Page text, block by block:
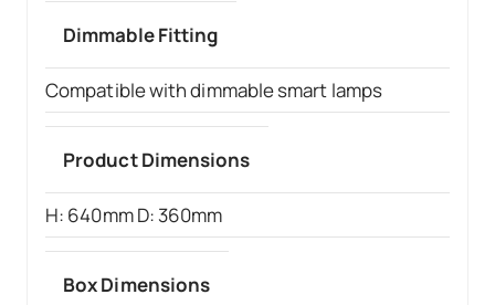
Dimmable Fitting
Compatible with dimmable smart lamps
Product Dimensions
H: 640mm D: 360mm
Box Dimensions